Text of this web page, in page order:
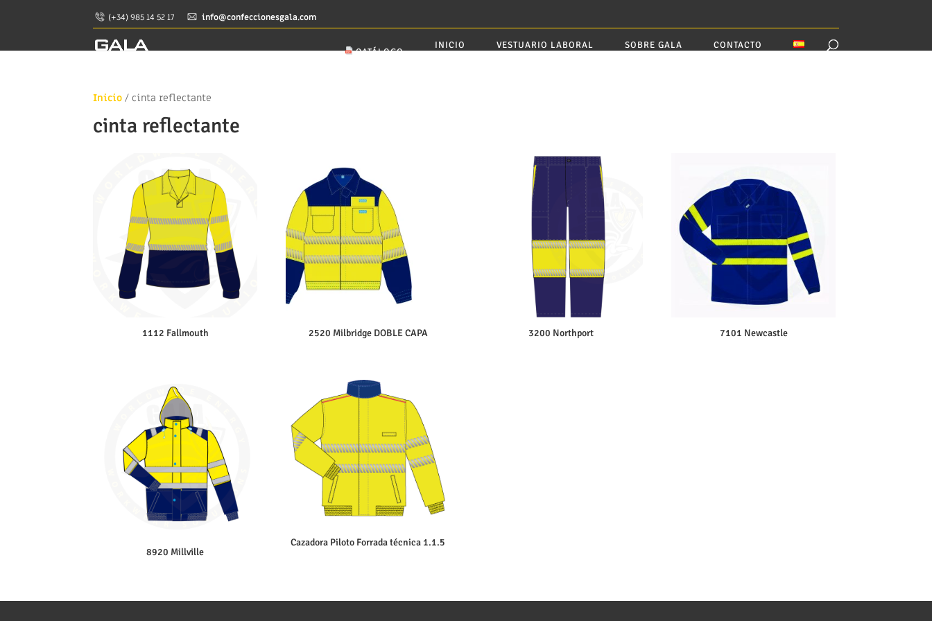
(+34) 985 14 52 17 info@confeccionesgala.com
CATÁLOGO
INICIO VESTUARIO LABORAL SOBRE GALA CONTACTO
Inicio / cinta reflectante
cinta reflectante
1112 Fallmouth 2520 Milbridge DOBLE CAPA 3200 Northport 7101 Newcastle
8920 Millville
Cazadora Piloto Forrada técnica 1.1.5